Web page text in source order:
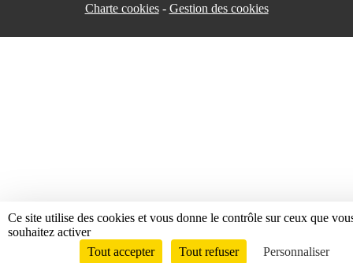
Charte cookies Gestion des cookies
Envie de participer ? Connexion
Ce site utilise des cookies et vous donne le contrôle sur ceux que
souhaitez activer
Tout accepter
Tout refuser Personnaliser